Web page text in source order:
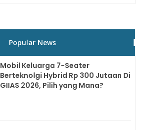
Popular News
Mobil Keluarga 7-Seater
Berteknolgi Hybrid Rp 300 Jutaan Di
GIIAS 2026, Pilih yang Mana?